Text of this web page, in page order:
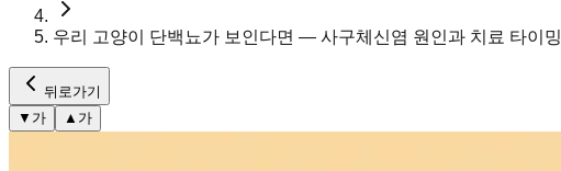
우리 고양이 단백뇨가 보인다면 — 사구체신염 원인과 치료 타이밍
뒤로가기
▼ 가 ▲ 가